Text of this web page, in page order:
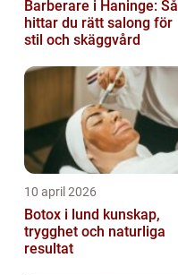
Barberare i Haninge: Så
hittar du rätt salong för
stil och skäggvård
10 april 2026
Botox i lund kunskap,
trygghet och naturliga
resultat